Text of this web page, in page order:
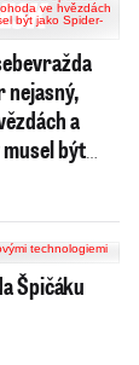
nejasný,
a
být
Špičáku